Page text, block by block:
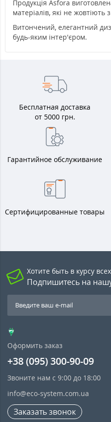
Продукція Asfora
матеріалів, які не жовтіють
Витончений, елегантний
будь-яким інтер'єром.
Бесплатная доставка
от 5000 грн.
Гарантийное обслуживание
Сертифицированные товары
Хотите быть в курсу
Подпишитесь на
Оформить заказ
+38 (095) 300-90-09
Звоните нам с 9:00 до 18:00
info@eco-system.com.ua
Заказать звонок